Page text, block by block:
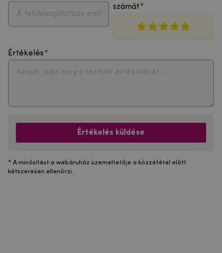
számát
Értékelés
Értékelés küldése
* A minősítést a webáruház üzemeltetője a közzététel előtt
kétszeresen ellenőrzi.